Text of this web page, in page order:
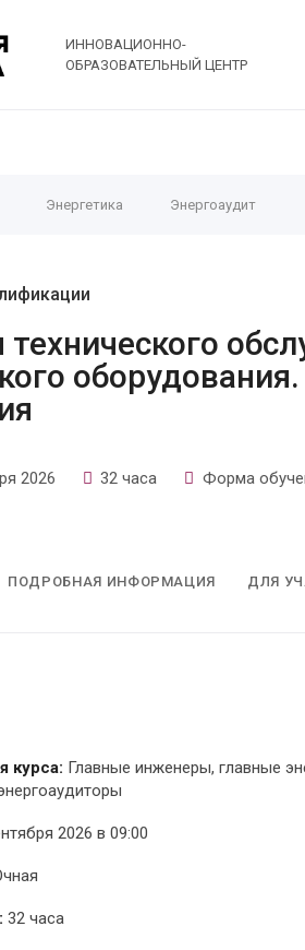
ИННОВАЦИОННО-
ОБРАЗОВАТЕЛЬНЫЙ ЦЕНТР
Энергетика Энергоаудит
технического
2026 32 часа Форма
ПОДРОБНАЯ ИНФОРМАЦИЯ ДЛЯ
курса: Главные инженеры, главные
2026 в 09:00
32 часа